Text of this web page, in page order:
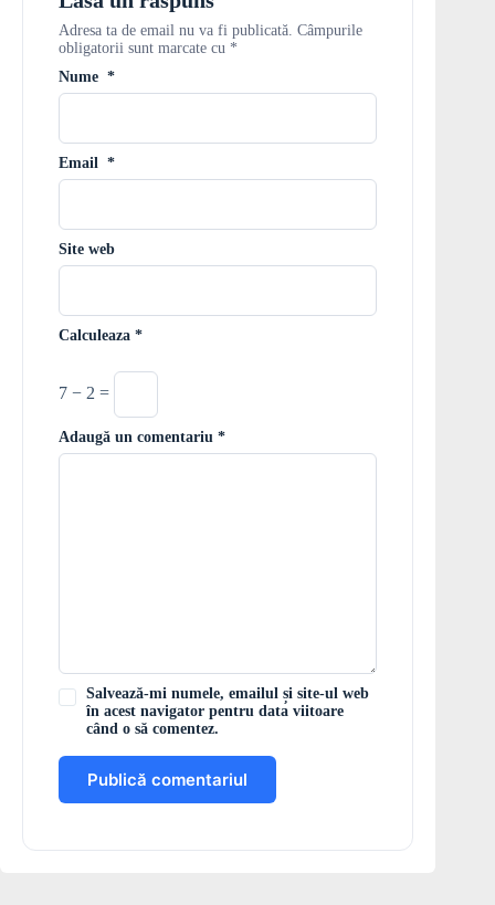
Adresa ta de email nu va fi publicată. Câmpurile
obligatorii sunt marcate cu *
Nume *
Email *
Site web
Calculeaza *
7 − 2 =
Adaugă un comentariu *
Salvează-mi numele, emailul și site-ul web
în acest navigator pentru data viitoare
când o să comentez.
Publică comentariul